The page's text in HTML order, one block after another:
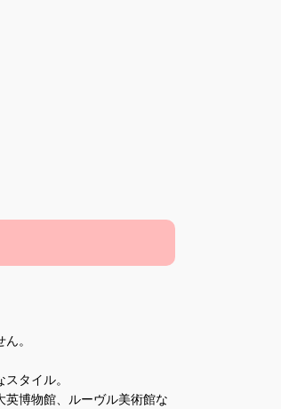
。
タイル。
博物館、ルーヴル美術館な